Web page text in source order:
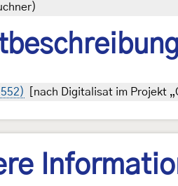
[nach Digitalisat im Projekt